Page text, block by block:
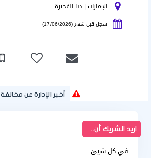
الإمارات | دبا الفجيرة
سجل قبل شهر (17/06/2026)
أخبر الإدارة عن مخالفة
اريد الشريك أن..
في كل شيئ